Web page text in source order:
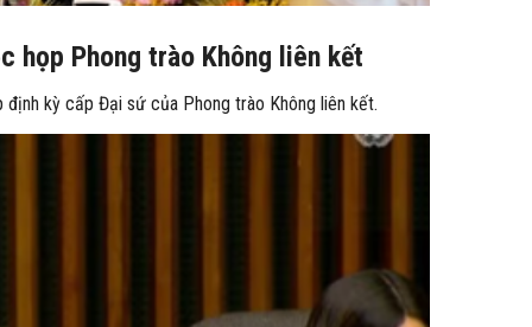
họp Phong trào Không liên kết
kỳ cấp Đại sứ của Phong trào Không liên kết.